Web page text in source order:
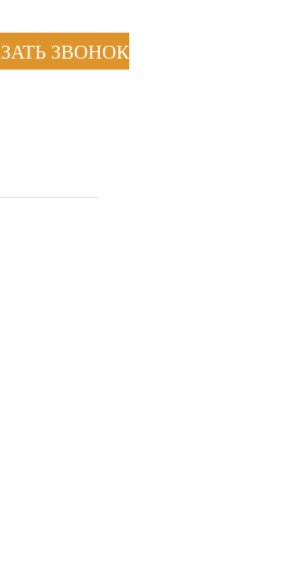
ЗВОНОК